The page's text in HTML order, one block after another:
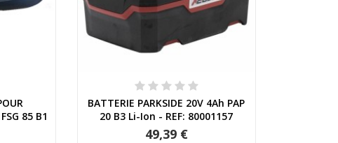
85 B1
Aperçu rapide
BATTERIE PARKSIDE 20V 4Ah PAP
20 B3 Li-Ion - REF: 80001157
49,39 €